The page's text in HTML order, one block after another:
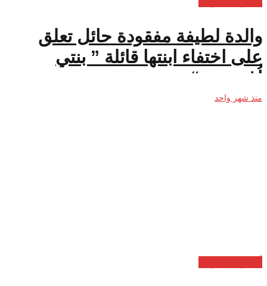
والدة لطيفة مفقودة حائل تعلق
على اختفاء ابنتها قائلة ” بنتي
اُغتصبت “
منذ شهر واحد